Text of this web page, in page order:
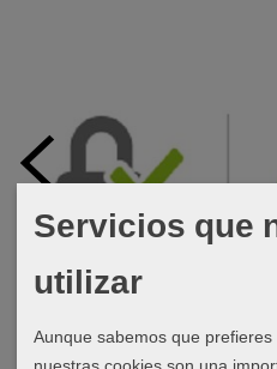
Servicios que
utilizar
Aunque sabemos que